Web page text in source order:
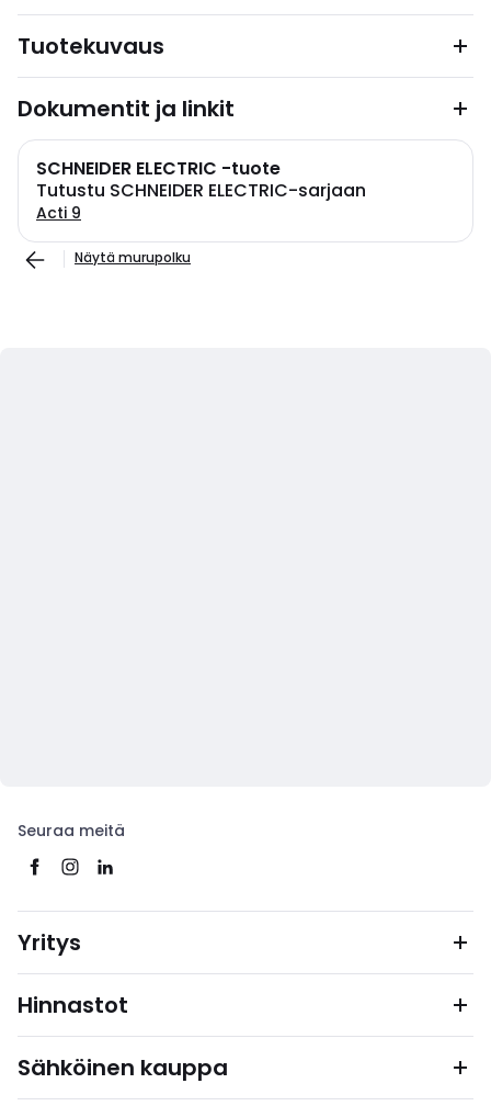
Tuotekuvaus
Dokumentit ja linkit
SCHNEIDER ELECTRIC -tuote
Tutustu SCHNEIDER ELECTRIC-sarjaan
Acti 9
Näytä murupolku
Seuraa meitä
Yritys
Hinnastot
Sähköinen kauppa